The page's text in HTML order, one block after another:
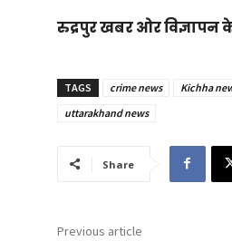
रुद्रपुर खबर ओर विज्ञापन
TAGS crime news Kichha
uttarakhand news
Share
Previous article